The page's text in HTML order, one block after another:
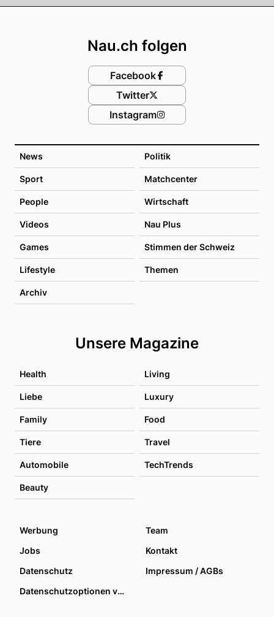
News Politik
Sport Matchcenter
People Wirtschaft
Videos Nau Plus
Games Stimmen der Schweiz
Lifestyle Themen
Archiv
Unsere Magazine
Health Living
Liebe Luxury
Family Food
Tiere Travel
Automobile TechTrends
Beauty
Nau.ch folgen
Facebook
Twitter
Instagram
Werbung
Team
Jobs
Kontakt
Datenschutz
Impressum / AGBs
Datenschutzoptionen verwalten